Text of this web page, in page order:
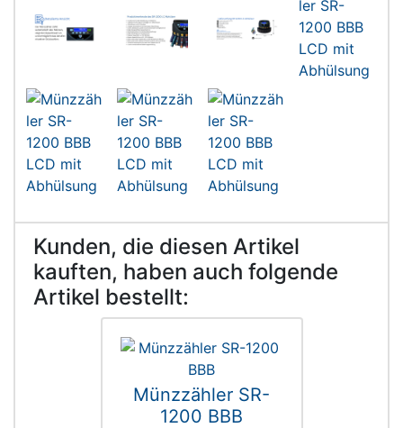
Kunden, die diesen Artikel
kauften, haben auch folgende
Artikel bestellt:
Münzzähler SR-
1200 BBB